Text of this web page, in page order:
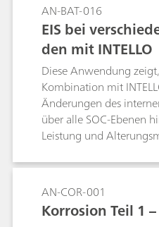
AN-BAT-016
EIS bei
den mit INTELLO
Diese Anwendung
Kombination mit
Änderungen des
über alle SOC-Ebenen
Leistung und
AN-COR-001
Korrosion Teil 1